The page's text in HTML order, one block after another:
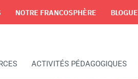
NOTRE FRANCOSPHÈRE BLOGUE
ACTIVITÉS PÉDAGOGIQUES